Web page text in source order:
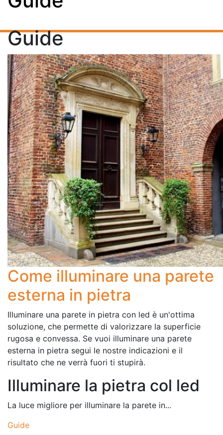
Guide
Come illuminare una parete
esterna in pietra
Illuminare una parete in pietra con led è un'ottima
soluzione, che permette di valorizzare la superficie
rugosa e convessa. Se vuoi illuminare una parete
esterna in pietra segui le nostre indicazioni e il
risultato che ne verrà fuori ti stupirà.
Illuminare la pietra col led
La luce migliore per illuminare la parete in...
Guide